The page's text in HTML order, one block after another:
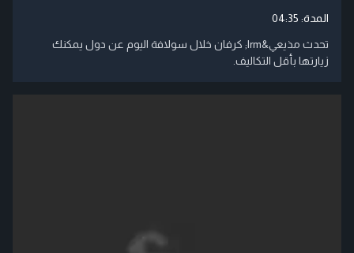
المدة: 04:35
تحدث مذيعي‬&lrm; كرفان خلال سولافة اليوم عن دول يمكنك
زيارتها بأقل التكاليف.